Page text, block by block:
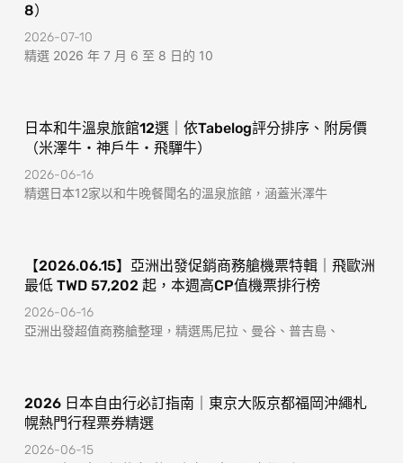
8）
2026-07-10
精選 2026 年 7 月 6 至 8 日的 10
日本和牛溫泉旅館12選｜依Tabelog評分排序、附房價
（米澤牛・神戶牛・飛驒牛）
2026-06-16
精選日本12家以和牛晚餐聞名的溫泉旅館，涵蓋米澤牛
【2026.06.15】亞洲出發促銷商務艙機票特輯｜飛歐洲
最低 TWD 57,202 起，本週高CP值機票排行榜
2026-06-16
亞洲出發超值商務艙整理，精選馬尼拉、曼谷、普吉島、
2026 日本自由行必訂指南｜東京大阪京都福岡沖繩札
幌熱門行程票券精選
2026-06-15